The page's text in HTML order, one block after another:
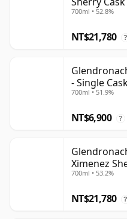
700ml • 52.8%
NT$21,780 ?
- Single
700ml • 51.9%
NT$6,900 ?
Ximenez
700ml • 53.2%
NT$21,780 ?